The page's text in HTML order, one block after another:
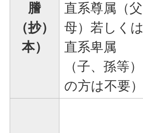
謄
（抄）
本）
直系尊属（父
母）若しくは
直系卑属
（子、孫等）
の方は不要）